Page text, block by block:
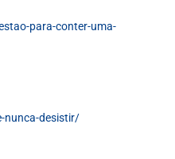
para-conter-uma-
nunca-desistir/